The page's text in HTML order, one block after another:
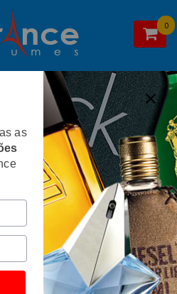
0
De Parfum -
as